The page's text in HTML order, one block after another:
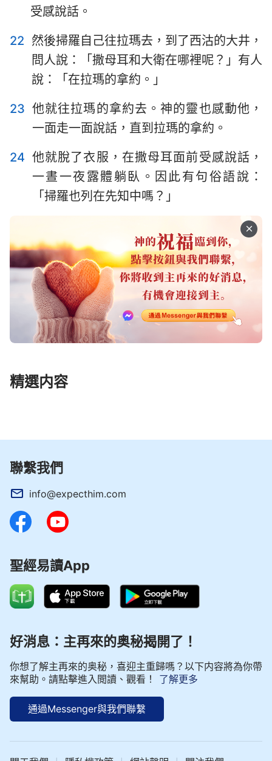
受感說話。
22 然後掃羅自己往拉瑪去，到了西沽的大井，
問人說：「撒母耳和大衛在哪裡呢？」有人
說：「在拉瑪的拿約。」
23 他就往拉瑪的拿約去。神的靈也感動他，
一面走一面說話，直到拉瑪的拿約。
24 他就脫了衣服，在撒母耳面前受感說話，
一晝一夜露體躺臥。因此有句俗語說：
「掃羅也列在先知中嗎？」
精選内容
聯繫我們
info@expecthim.com
聖經易讀App
好消息：主再來的奥秘揭開了！
你想了解主再來的奥秘，喜迎主重歸嗎？以下内容將為你帶
來幫助。請點擊進入閲讀、觀看！
了解更多
通過Messenger與我們聯繫